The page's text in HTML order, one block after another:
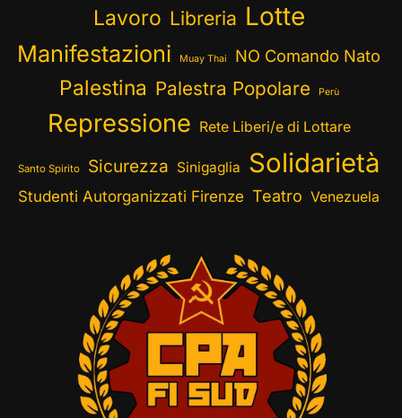
Lavoro Libreria Lotte
Manifestazioni Muay Thai NO Comando Nato
Palestina Palestra Popolare Perù
Repressione Rete Liberi/e di Lottare
Santo Spirito Sicurezza Sinigaglia Solidarietà
Studenti Autorganizzati Firenze Teatro Venezuela